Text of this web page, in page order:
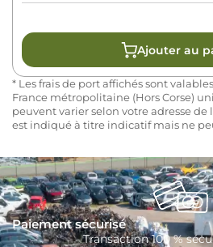
Ajouter au
* Les frais de port affichés sont
France métropolitaine (Hors Corse)
peuvent varier selon votre adresse de
est indiqué à titre indicatif mais ne
Paiement sécurisé
Transaction 100 %